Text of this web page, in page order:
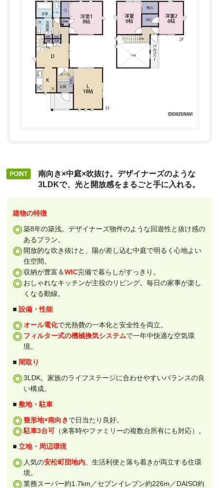
南向き×中庭×吹抜け。デザイナーズのような
3LDKで、光と開放感をまるごと手に入れる。
建物の特徴
築8年の築浅。デザイナーズ物件のような回遊性と抜け感の
あるプラン。
開放的な吹き抜けと、陽が差し込む中庭で明るく心地よい
住空間。
収納が豊富＆WIC完備で暮らしがすっきり。
おしゃれなキッチンが主役のリビング。毎日の家事が楽し
くなる動線。
■設備・性能
オール電化で光熱費の一本化と安全性を両立。
フィルター式の機械換気システムで一年中快適な空気環
境。
■ 間取り
3LDK。家族のライフステージに合わせやすいバランスの良
い構成。
■敷地・駐車
整形地×南向きで日当たり良好。
駐車3台可 （来客時やファミリーの複数台所有にも対応）。
■立地・周辺環境
人気の安松町団地内。生活利便と落ち着きが両立する住環
境。
業務スーパー約1.7km／セブンイレブン約226m／DAISO約